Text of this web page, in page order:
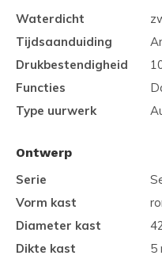
Waterdicht
Tijdsaanduiding
Drukbestendigheid
Functies
Type uurwerk
Ontwerp
Serie
Vorm kast
Diameter kast
Dikte kast
5